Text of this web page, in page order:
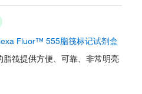
Fluor™ 555脂筏标记试剂盒
脂筏提供方便、可靠、非常明亮